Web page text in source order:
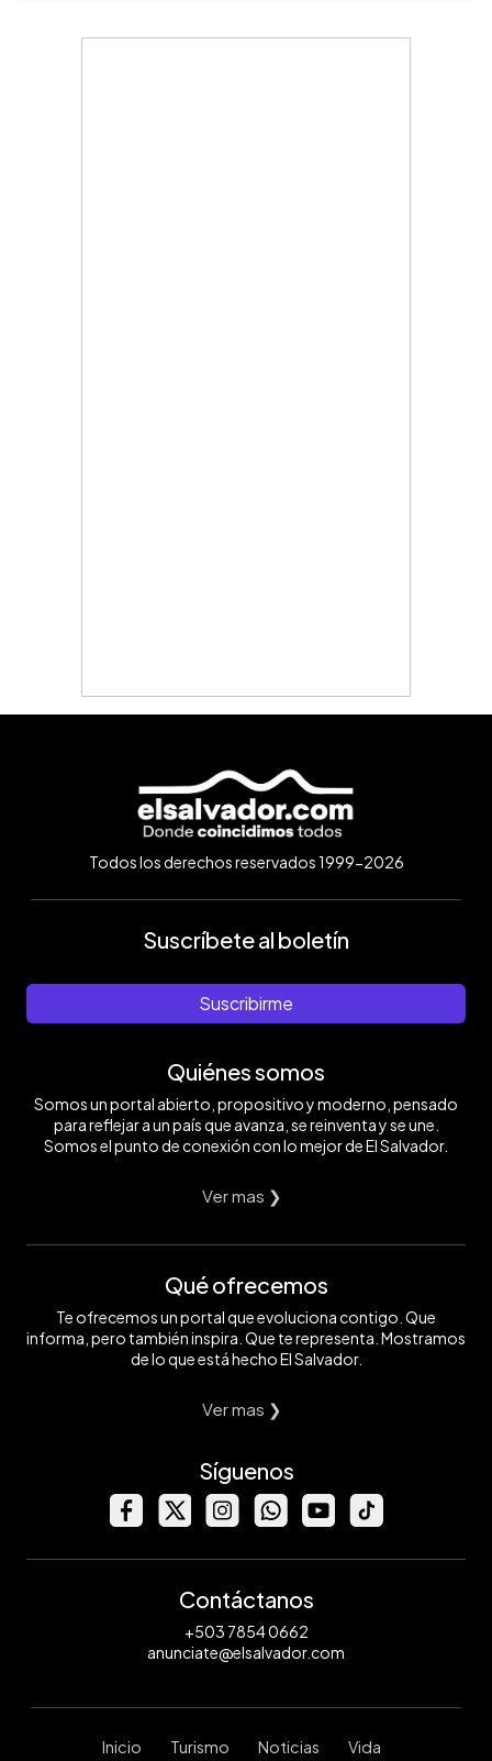
Todos los derechos reservados 1999-2026
Suscríbete al boletín
Suscribirme
Quiénes somos
Somos un portal abierto, propositivo y moderno, pensado
para reflejar a un país que avanza, se reinventa y se une.
Somos el punto de conexión con lo mejor de El Salvador.
Ver mas ❯
Qué ofrecemos
Te ofrecemos un portal que evoluciona contigo. Que
informa, pero también inspira. Que te representa. Mostramos
de lo que está hecho El Salvador.
Ver mas ❯
Síguenos
Contáctanos
+503 7854 0662
anunciate@elsalvador.com
Inicio Turismo Noticias Vida